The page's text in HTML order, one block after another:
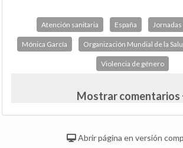
Atención sanitaria España
Mónica García Organización Mundial de la
Violencia de género
Mostrar comentarios
Abrir página en versión